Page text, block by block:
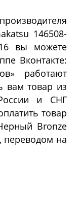
146508-
вы можете
Вконтакте:
работают
вам товар из
и СНГ
товар
Bronze
переводом на